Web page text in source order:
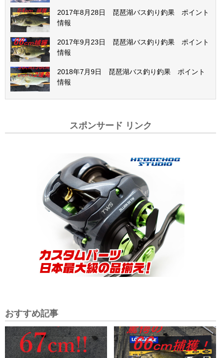
2017年8月28日 琵琶湖バス釣り釣果 ポイント
情報
2017年9月23日 琵琶湖バス釣り釣果 ポイント
情報
2018年7月9日 琵琶湖バス釣り釣果 ポイント
情報
スポンサード リンク
おすすめ記事